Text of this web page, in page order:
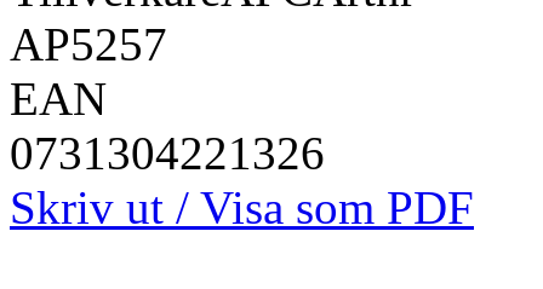
AP5257
EAN
0731304221326
Skriv ut / Visa som PDF